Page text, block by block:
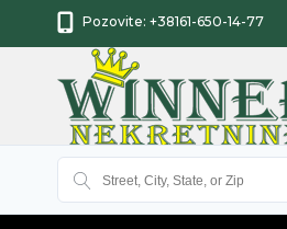
Pozovite: +38161-650-14-77